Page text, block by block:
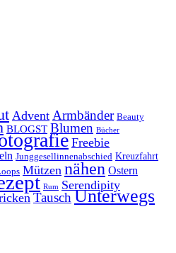
Advent Armbänder Beauty
BLOGST Blumen Bücher
Freebie
Junggesellinnenabschied Kreuzfahrt
Mützen nähen Ostern
Rum Serendipity
TauschUnterwegs